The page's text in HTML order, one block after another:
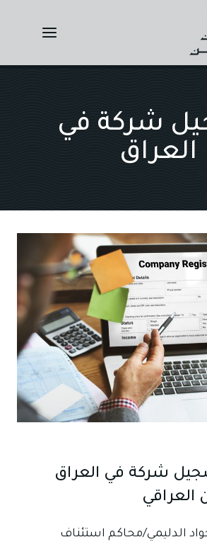
شركة في
العراق
شركة في العراق
العراقي
الدليمي/محاكم استئناف